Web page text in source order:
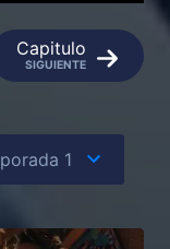
Capitulo
SIGUIENTE